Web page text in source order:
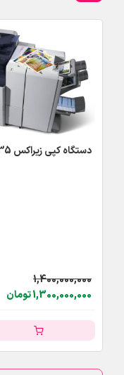
دستگاه کپی زیراکس AltaLink C8235
1,400,000,000
1,300,000,000 تومان